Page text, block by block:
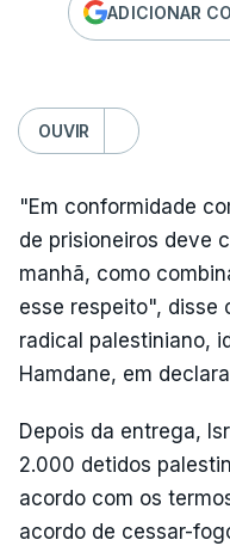
ADICIONAR
OUVIR
"Em conformidade
de prisioneiros deve
manhã, como
esse respeito", disse
radical palestiniano,
Hamdane, em
Depois da entrega,
2.000 detidos
acordo com os
acordo de cessar-